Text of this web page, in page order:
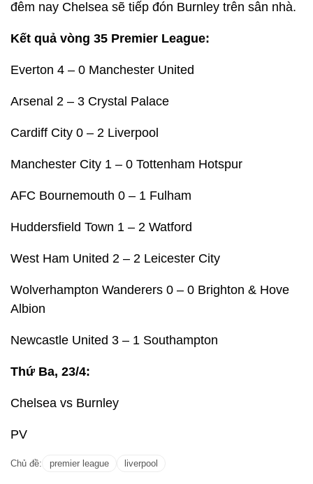
đêm nay Chelsea sẽ tiếp đón Burnley trên sân nhà.
Kết quả vòng 35 Premier League:
Everton 4 – 0 Manchester United
Arsenal 2 – 3 Crystal Palace
Cardiff City 0 – 2 Liverpool
Manchester City 1 – 0 Tottenham Hotspur
AFC Bournemouth 0 – 1 Fulham
Huddersfield Town 1 – 2 Watford
West Ham United 2 – 2 Leicester City
Wolverhampton Wanderers 0 – 0 Brighton & Hove
Albion
Newcastle United 3 – 1 Southampton
Thứ Ba, 23/4:
Chelsea vs Burnley
PV
Chủ đề: premier league liverpool